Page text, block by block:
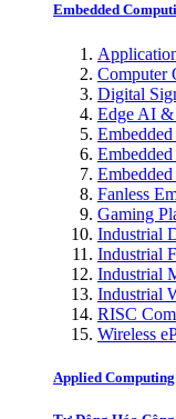
Embedded
Computer
Digital
Edge AI
Embedded
Fanless
Gaming
Industrial
Industrial
Industrial
Industrial
RISC
Wireless
Applied